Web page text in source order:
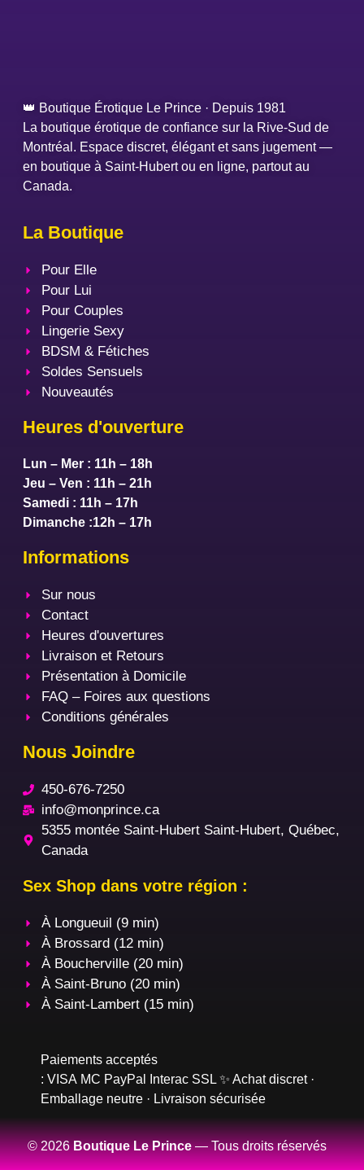
👑 Boutique Érotique Le Prince · Depuis 1981
La boutique érotique de confiance sur la Rive-Sud de
Montréal. Espace discret, élégant et sans jugement —
en boutique à Saint-Hubert ou en ligne, partout au
Canada.
La Boutique
Pour Elle
Pour Lui
Pour Couples
Lingerie Sexy
BDSM & Fétiches
Soldes Sensuels
Nouveautés
Heures d'ouverture
Lun – Mer : 11h – 18h
Jeu – Ven : 11h – 21h
Samedi : 11h – 17h
Dimanche :12h – 17h
Informations
Sur nous
Contact
Heures d'ouvertures
Livraison et Retours
Présentation à Domicile
FAQ – Foires aux questions
Conditions générales
Nous Joindre
450-676-7250
info@monprince.ca
5355 montée Saint-Hubert Saint-Hubert, Québec,
Canada
Sex Shop dans votre région :
À Longueuil (9 min)
À Brossard (12 min)
À Boucherville (20 min)
À Saint-Bruno (20 min)
À Saint-Lambert (15 min)
Paiements acceptés
: VISA MC PayPal Interac SSL ✨ Achat discret ·
Emballage neutre · Livraison sécurisée
© 2026Boutique Le Prince— Tous droits réservés